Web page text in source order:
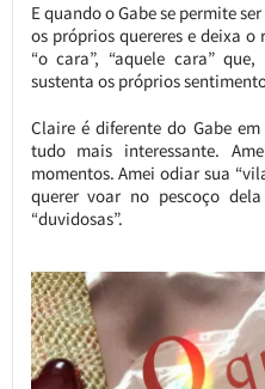
E quando o Gabe se permite
os próprios quereres e deixa
“o cara”, “aquele cara”
sustenta os próprios
Claire é diferente do Gabe
tudo mais interessante.
momentos. Amei odiar sua
querer voar no pescoço
“duvidosas”.